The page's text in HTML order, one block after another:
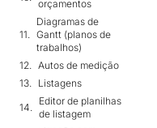
orçamentos
Diagramas de
Gantt (planos de
trabalhos)
Autos de medição
Listagens
Editor de planilhas
de listagem